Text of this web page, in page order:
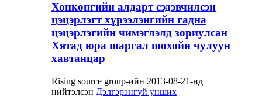
Хонконгийн алдарт сэдэвчилсэн
цэцэрлэгт хүрээлэнгийн гадна
цэцэрлэгийн чимэглэлд зориулсан
Хятад юра шаргал шохойн чулуун
хавтанцар
Rising source group-ийн 2013-08-21-нд
нийтэлсэн Дэлгэрэнгүй унших